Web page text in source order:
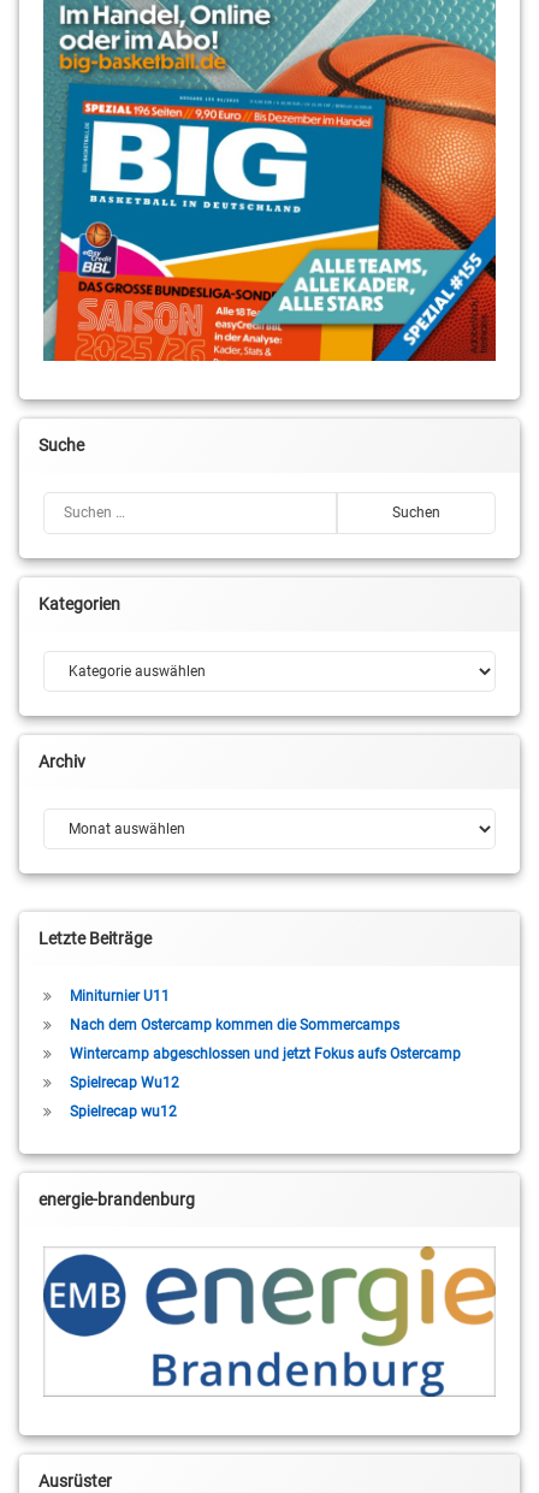
Suche
Kategorien
Kategorien
Archiv
Archiv
Letzte Beiträge
Miniturnier U11
Nach dem Ostercamp kommen die Sommercamps
Wintercamp abgeschlossen und jetzt Fokus aufs Ostercamp
Spielrecap Wu12
Spielrecap wu12
energie-brandenburg
Ausrüster